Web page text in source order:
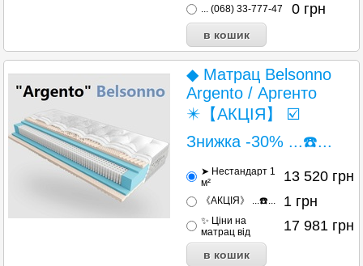
... (068) 33-777-47 0 грн
◆ Матрац Belsonno
Argento / Аргенто
✴️【АКЦІЯ】 ☑️
Знижка -30% ...☎️...
➤ Нестандарт 1
м²
13 520 грн
《АКЦІЯ》 ...☎️... 1 грн
✨ Ціни на
матрац від
17 981 грн